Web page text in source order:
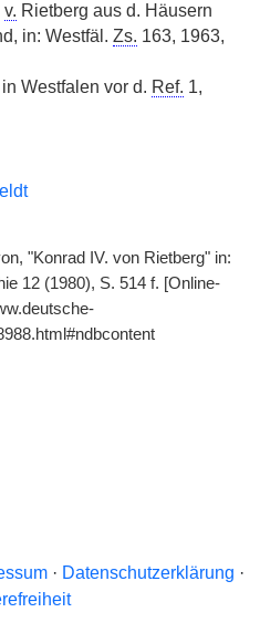
v. Rietberg aus d. Häusern
in: Westfäl. Zs. 163, 1963,
Westfalen vor d. Ref. 1,
"Konrad IV. von Rietberg" in:
12 (1980), S. 514 f. [Online-
· Datenschutzerklärung ·